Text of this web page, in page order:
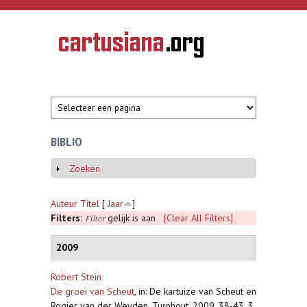
Overslaan en naar de inhoud gaan
CARTUSIANA
Geschiedenis
van de
BIBLIO
Weergeven
Zoeken
Auteur Titel [ Jaar
]
Filters: Filtergelijk is aan [Clear All Filters]
2009
Robert Stein
De groei van Scheut, in: De kartuize van Scheut en